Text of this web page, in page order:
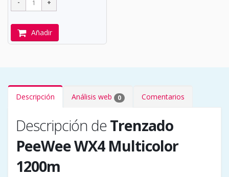
Añadir
Descripción Análisis web 0 Comentarios
Descripción deTrenzado
PeeWee WX4 Multicolor
1200m